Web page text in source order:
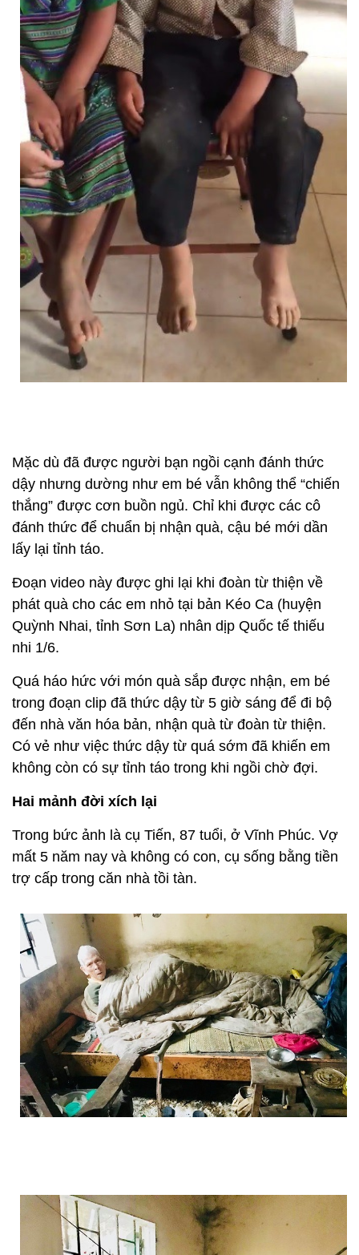
Mặc dù đã được người bạn ngồi cạnh đánh thức
dậy nhưng dường như em bé vẫn không thể “chiến
thắng” được cơn buồn ngủ. Chỉ khi được các cô
đánh thức để chuẩn bị nhận quà, cậu bé mới dần
lấy lại tỉnh táo.
Đoạn video này được ghi lại khi đoàn từ thiện về
phát quà cho các em nhỏ tại bản Kéo Ca (huyện
Quỳnh Nhai, tỉnh Sơn La) nhân dịp Quốc tế thiếu
nhi 1/6.
Quá háo hức với món quà sắp được nhận, em bé
trong đoạn clip đã thức dậy từ 5 giờ sáng để đi bộ
đến nhà văn hóa bản, nhận quà từ đoàn từ thiện.
Có vẻ như việc thức dậy từ quá sớm đã khiến em
không còn có sự tỉnh táo trong khi ngồi chờ đợi.
Hai mảnh đời xích lại
Trong bức ảnh là cụ Tiến, 87 tuổi, ở Vĩnh Phúc. Vợ
mất 5 năm nay và không có con, cụ sống bằng tiền
trợ cấp trong căn nhà tồi tàn.